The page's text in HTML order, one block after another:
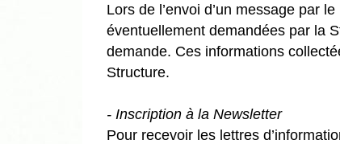
Lors de l’envoi d’un message par
éventuellement demandées par la
demande. Ces informations
Structure.
- Inscription à la Newsletter
Pour recevoir les lettres